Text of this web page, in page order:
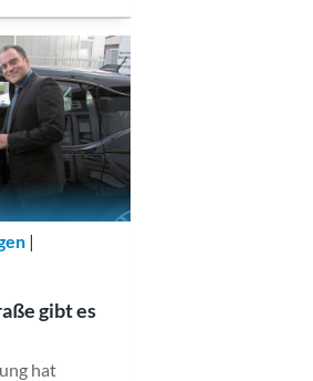
|
gibt es
hat